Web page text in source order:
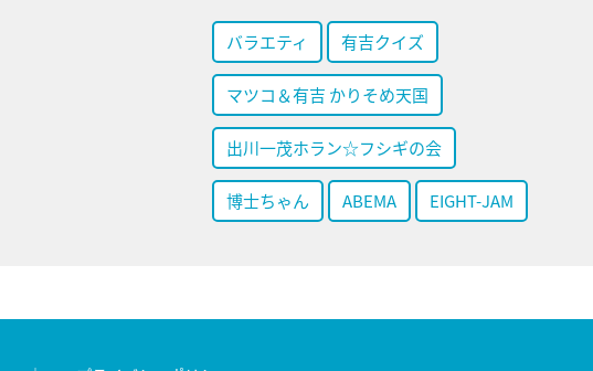
バラエティ 有吉クイズ
マツコ＆有吉 かりそめ天国
出川一茂ホラン☆フシギの会
博士ちゃん ABEMA EIGHT-JAM